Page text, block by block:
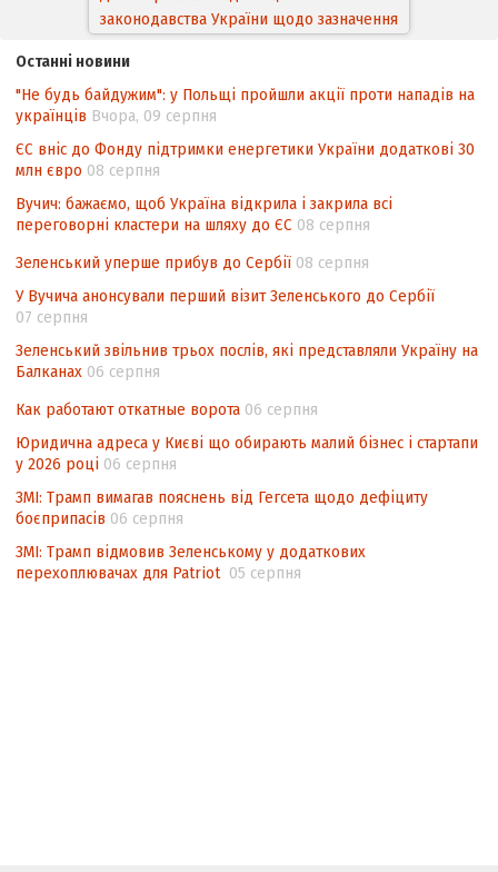
Угоди про торговельні аспекти прав
інтелектуальної власності (TRIPS) у
контексті євроінтеграції
Аналіз виборчого законодавства щодо
невизначеності механізму повторного
підрахунку голосів виборців
Інформаційна безпека суспільства
Контент-аналіз відображення сенсу
нормативно-правових документах
Останні новини
"Не будь байдужим": у Польщі пройшли акції проти нападів на
українців Вчора, 09 серпня
ЄС вніс до Фонду підтримки енергетики України додаткові 30
млн євро 08 серпня
Вучич: бажаємо, щоб Україна відкрила і закрила всі
переговорні кластери на шляху до ЄС 08 серпня
Зеленський уперше прибув до Сербії 08 серпня
У Вучича анонсували перший візит Зеленського до Сербії
07 серпня
Зеленський звільнив трьох послів, які представляли Україну на
Балканах 06 серпня
Как работают откатные ворота 06 серпня
Юридична адреса у Києві що обирають малий бізнес і стартапи
у 2026 році 06 серпня
ЗМІ: Трамп вимагав пояснень від Гегсета щодо дефіциту
боєприпасів 06 серпня
ЗМІ: Трамп відмовив Зеленському у додаткових
перехоплювачах для Patriot 05 серпня